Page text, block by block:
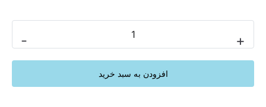
- +
افزودن به سبد خرید